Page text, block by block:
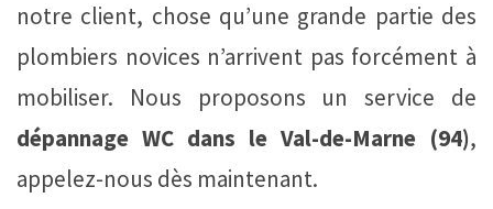
notre client, chose qu’une grande partie des
plombiers novices n’arrivent pas forcément à
mobiliser. Nous proposons un service de
dépannage WC dans le Val-de-Marne (94),
appelez-nous dès maintenant.